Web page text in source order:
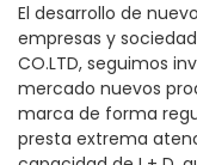
El desarrollo de
empresas y
CO.LTD, seguimos
mercado nuevos
marca de forma
presta extrema